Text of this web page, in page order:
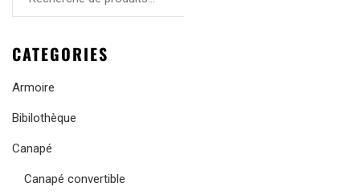
CATEGORIES
Armoire
Bibilothèque
Canapé
Canapé convertible